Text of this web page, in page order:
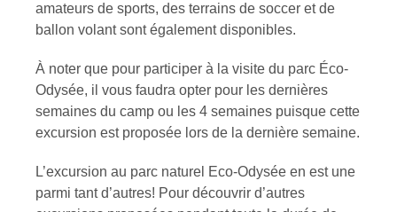
amateurs de sports, des terrains de soccer et de
ballon volant sont également disponibles.
À noter que pour participer à la visite du parc Éco-
Odysée, il vous faudra opter pour les dernières
semaines du camp ou les 4 semaines puisque cette
excursion est proposée lors de la dernière semaine.
L’excursion au parc naturel Eco-Odysée en est une
parmi tant d’autres! Pour découvrir d’autres